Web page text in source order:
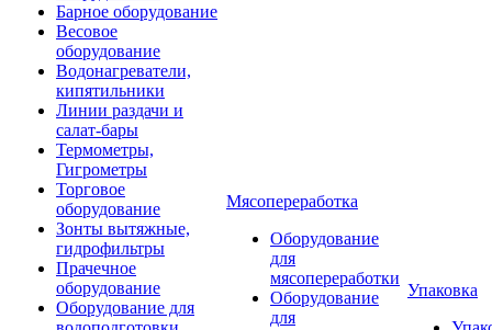
Барное оборудование
Весовое
оборудование
Водонагреватели,
кипятильники
Линии раздачи и
салат-бары
Термометры,
Гигрометры
Торговое
оборудование
Зонты вытяжные,
гидрофильтры
Прачечное
оборудование
Оборудование для
Мясопереработка
Оборудование
для
мясопереработки
Оборудование
для
Упаковка